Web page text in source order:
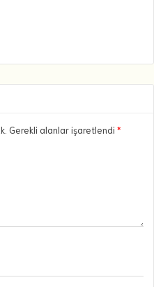
Gerekli alanlar işaretlendi *